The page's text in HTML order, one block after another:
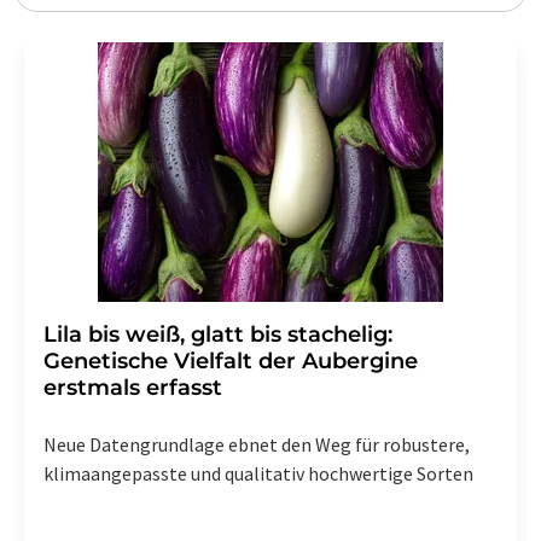
Lila bis weiß, glatt bis stachelig:
Genetische Vielfalt der Aubergine
erstmals erfasst
Neue Datengrundlage ebnet den Weg für robustere,
klimaangepasste und qualitativ hochwertige Sorten